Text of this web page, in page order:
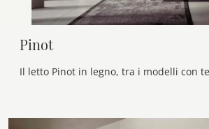
Pinot